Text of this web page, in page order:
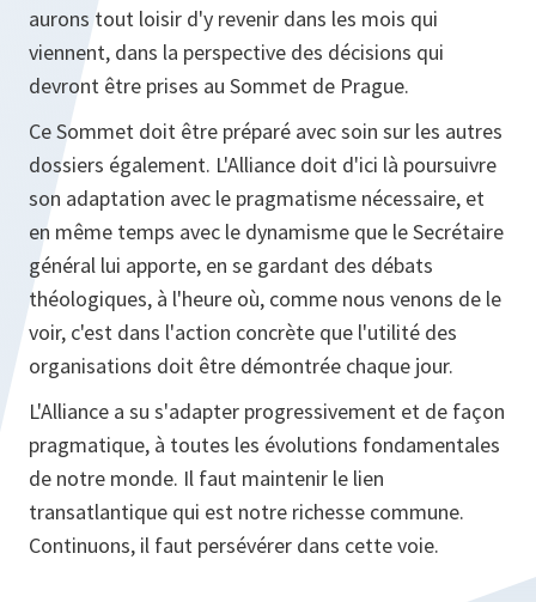
aurons tout loisir d'y revenir dans les mois qui
viennent, dans la perspective des décisions qui
devront être prises au Sommet de Prague.
Ce Sommet doit être préparé avec soin sur les autres
dossiers également. L'Alliance doit d'ici là poursuivre
son adaptation avec le pragmatisme nécessaire, et
en même temps avec le dynamisme que le Secrétaire
général lui apporte, en se gardant des débats
théologiques, à l'heure où, comme nous venons de le
voir, c'est dans l'action concrète que l'utilité des
organisations doit être démontrée chaque jour.
L'Alliance a su s'adapter progressivement et de façon
pragmatique, à toutes les évolutions fondamentales
de notre monde. Il faut maintenir le lien
transatlantique qui est notre richesse commune.
Continuons, il faut persévérer dans cette voie.